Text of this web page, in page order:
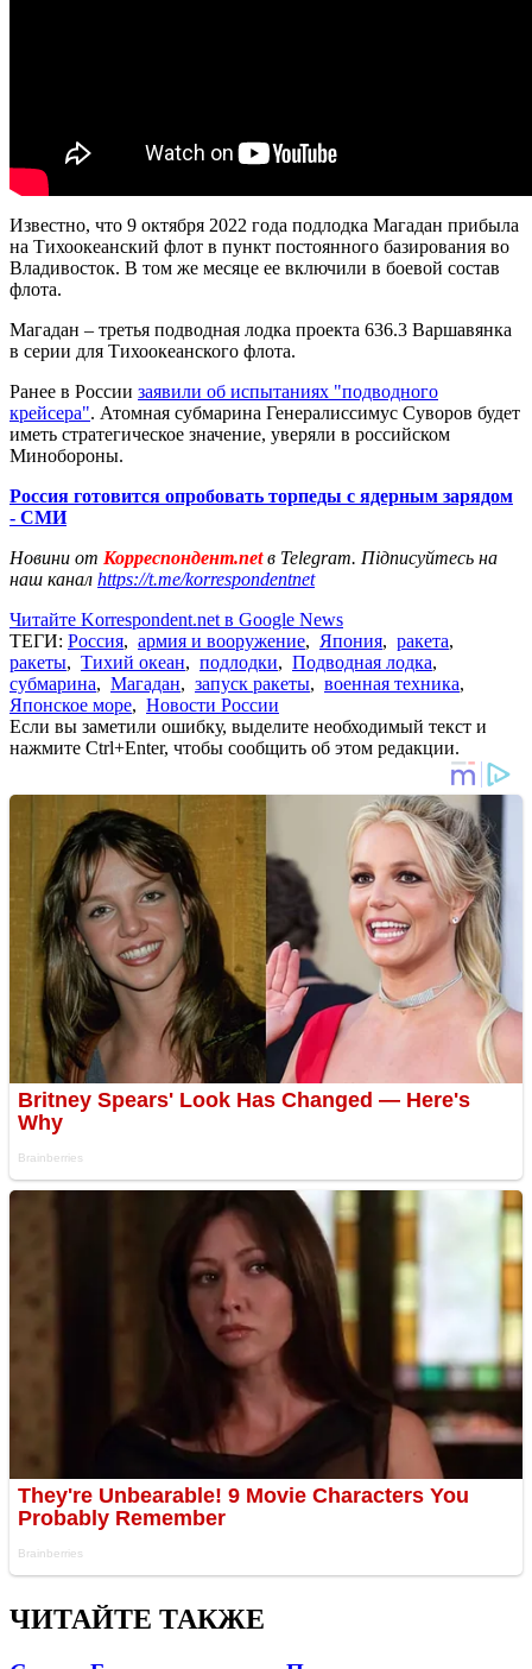
Известно, что 9 октября 2022 года подлодка Магадан прибыла
на Тихоокеанский флот в пункт постоянного базирования во
Владивосток. В том же месяце ее включили в боевой состав
флота.
Магадан – третья подводная лодка проекта 636.3 Варшавянка
в серии для Тихоокеанского флота.
Ранее в России заявили об испытаниях "подводного
крейсера". Атомная субмарина Генералиссимус Суворов будет
иметь стратегическое значение, уверяли в российском
Минобороны.
Россия готовится опробовать торпеды с ядерным зарядом
- СМИ
Новини от Корреспондент.netв Telegram. Підписуйтесь на
наш канал https://t.me/korrespondentnet
Читайте Korrespondent.net в Google News
ТЕГИ: Россия, армия и вооружение, Япония, ракета,
ракеты, Тихий океан, подлодки, Подводная лодка,
субмарина, Магадан, запуск ракеты, военная техника,
Японское море, Новости России
Если вы заметили ошибку, выделите необходимый текст и
нажмите Ctrl+Enter, чтобы сообщить об этом редакции.
ЧИТАЙТЕ ТАКЖЕ